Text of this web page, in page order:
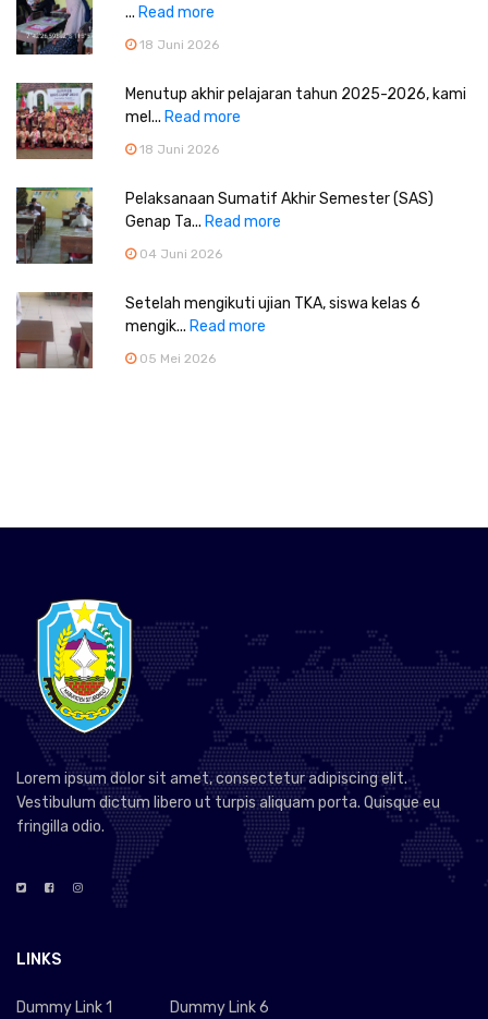
... Read more
18 Juni 2026
Menutup akhir pelajaran tahun 2025-2026, kami
mel... Read more
18 Juni 2026
Pelaksanaan Sumatif Akhir Semester (SAS)
Genap Ta... Read more
04 Juni 2026
Setelah mengikuti ujian TKA, siswa kelas 6
mengik... Read more
05 Mei 2026
Lorem ipsum dolor sit amet, consectetur adipiscing elit.
Vestibulum dictum libero ut turpis aliquam porta. Quisque eu
fringilla odio.
LINKS
Dummy Link 1 Dummy Link 6